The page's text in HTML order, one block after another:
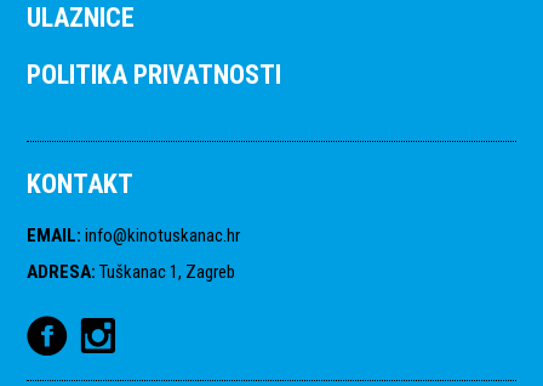
ULAZNICE
POLITIKA PRIVATNOSTI
KONTAKT
EMAIL: info@kinotuskanac.hr
ADRESA: Tuškanac 1, Zagreb